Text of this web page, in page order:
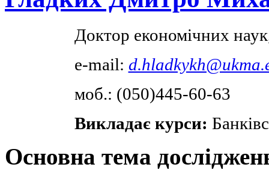
Доктор економічних
e-mail:
моб.: (050)445-60-63
Викладає курси:
Основна тема